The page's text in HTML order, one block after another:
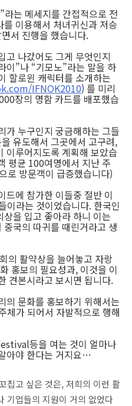
는 메세지를 간접적으로 전
이용해서 처녀귀신과 저승
서 진행을 했습니다.
고 나갔어도 그게 무엇인지
이”나 “기모노”라는 말을 하
할로윈 캐릭터를 소개하는
IFNOK2010) 를 미리
장의 명함 카드를 배포했습
가 누구인지 궁금해하는 그들
유도해서 그곳에서 고구려,
이루어지도록 계획해 보았습
평균 100여명에서 지난 주
로 방문객이 급증했습니다)
드에 참가한 이들중 절반 이
이라는 것이었습니다. 한국인
을 입고 좋아라 하니 이는
국의 따귀를 때린거라고 생
의 활약상을 늘어놓고 자랑
홍보의 필요성과, 이것을 이
견본시라고 보시면 됩니다.
의 문화를 홍보하기 위해서는
체가 되어서 자발적으로 행해
등을 여는 것이 얼마나
아야 한다는 거지요…
집고 싶은 것은, 저희의 이런 활
기업들의 지원이 거의 없었다